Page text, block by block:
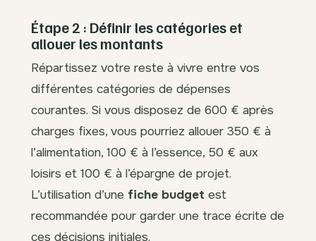
Étape 2 : Définir les catégories et
allouer les montants
Répartissez votre reste à vivre entre vos
différentes catégories de dépenses
courantes. Si vous disposez de 600 € après
charges fixes, vous pourriez allouer 350 € à
l’alimentation, 100 € à l’essence, 50 € aux
loisirs et 100 € à l’épargne de projet.
L’utilisation d’une fiche budget est
recommandée pour garder une trace écrite de
ces décisions initiales.